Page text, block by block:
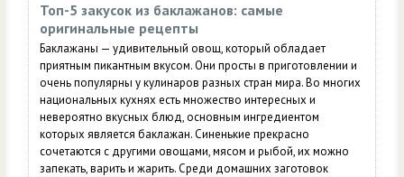
Топ-5 закусок из баклажанов: самые
оригинальные рецепты
Баклажаны — удивительный овощ, который обладает
приятным пикантным вкусом. Они просты в приготовлении и
очень популярны у кулинаров разных стран мира. Во многих
национальных кухнях есть множество интересных и
невероятно вкусных блюд, основным ингредиентом
которых является баклажан. Синенькие прекрасно
сочетаются с другими овощами, мясом и рыбой, их можно
запекать, варить и жарить. Среди домашних заготовок